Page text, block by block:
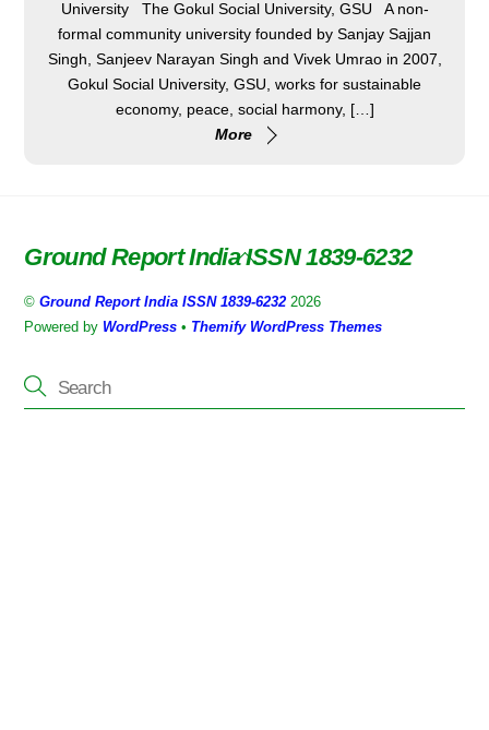
University The Gokul Social University, GSU A non-
formal community university founded by Sanjay Sajjan
Singh, Sanjeev Narayan Singh and Vivek Umrao in 2007,
Gokul Social University, GSU, works for sustainable
economy, peace, social harmony, […]
More
Back
Top
Ground Report India ISSN 1839-6232
©Ground Report India ISSN 1839-6232 2026
Powered by WordPress • Themify WordPress Themes